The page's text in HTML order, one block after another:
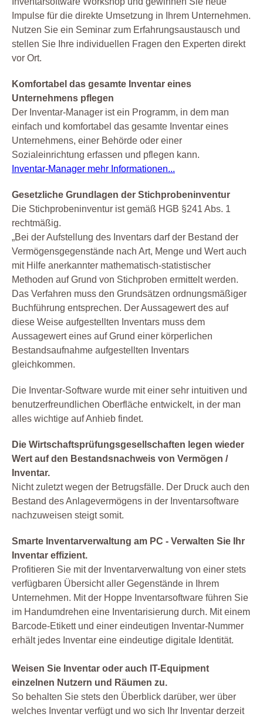
Impulse für die direkte Umsetzung in Ihrem Unternehmen.
Nutzen Sie ein Seminar zum Erfahrungsaustausch und
stellen Sie Ihre individuellen Fragen den Experten direkt
vor Ort.
Komfortabel das gesamte Inventar eines
Unternehmens pflegen
Der Inventar-Manager ist ein Programm, in dem man
einfach und komfortabel das gesamte Inventar eines
Unternehmens, einer Behörde oder einer
Sozialeinrichtung erfassen und pflegen kann.
Inventar-Manager mehr Informationen...
Gesetzliche Grundlagen der Stichprobeninventur
Die Stichprobeninventur ist gemäß HGB §241 Abs. 1
rechtmäßig.
„Bei der Aufstellung des Inventars darf der Bestand der
Vermögensgegenstände nach Art, Menge und Wert auch
mit Hilfe anerkannter mathematisch-statistischer
Methoden auf Grund von Stichproben ermittelt werden.
Das Verfahren muss den Grundsätzen ordnungsmäßiger
Buchführung entsprechen. Der Aussagewert des auf
diese Weise aufgestellten Inventars muss dem
Aussagewert eines auf Grund einer körperlichen
Bestandsaufnahme aufgestellten Inventars
gleichkommen.
Die Inventar-Software wurde mit einer sehr intuitiven und
benutzerfreundlichen Oberfläche entwickelt, in der man
alles wichtige auf Anhieb findet.
Die Wirtschaftsprüfungsgesellschaften legen wieder
Wert auf den Bestandsnachweis von Vermögen /
Inventar.
Nicht zuletzt wegen der Betrugsfälle. Der Druck auch den
Bestand des Anlagevermögens in der Inventarsoftware
nachzuweisen steigt somit.
Smarte Inventarverwaltung am PC - Verwalten Sie Ihr
Inventar effizient.
Profitieren Sie mit der Inventarverwaltung von einer stets
verfügbaren Übersicht aller Gegenstände in Ihrem
Unternehmen. Mit der Hoppe Inventarsoftware führen Sie
im Handumdrehen eine Inventarisierung durch. Mit einem
Barcode-Etikett und einer eindeutigen Inventar-Nummer
erhält jedes Inventar eine eindeutige digitale Identität.
Weisen Sie Inventar oder auch IT-Equipment
einzelnen Nutzern und Räumen zu.
So behalten Sie stets den Überblick darüber, wer über
welches Inventar verfügt und wo sich Ihr Inventar derzeit